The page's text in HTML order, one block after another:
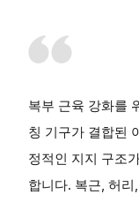
복부 근육 강화를
칭 기구가 결합된
정적인 지지 구조
합니다. 복근, 허